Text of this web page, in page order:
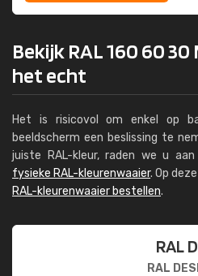
Bekijk RAL 160 60
het echt
Het is risicovol om enkel op
beeldscherm een beslissing te
juiste RAL-kleur, raden we u
fysieke RAL-kleurenwaaier. Op
RAL-kleurenwaaier bestellen.
RAL
RAL